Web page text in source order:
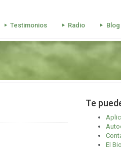
Testimonios Radio Blog
Te
El